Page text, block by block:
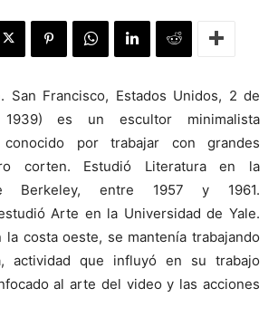
San Francisco, Estados Unidos, 2 de
es un escultor minimalista
conocido por trabajar con grandes
corten. Estudió Literatura en la
Berkeley, entre 1957 y 1961.
Arte en la Universidad de Yale.
la costa oeste, se mantenía trabajando
actividad que influyó en su trabajo
al arte del video y las acciones